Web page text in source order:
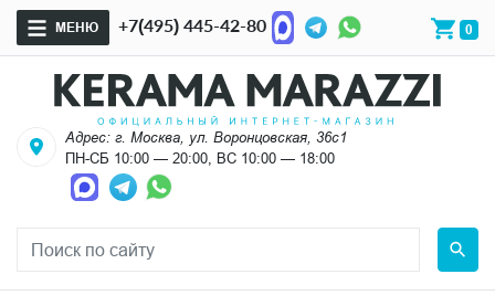
МЕНЮ +7(495) 445-42-80 0
Адрес: г. Москва, ул. Воронцовская, 36с1
ПН-СБ 10:00 — 20:00, ВС 10:00 — 18:00